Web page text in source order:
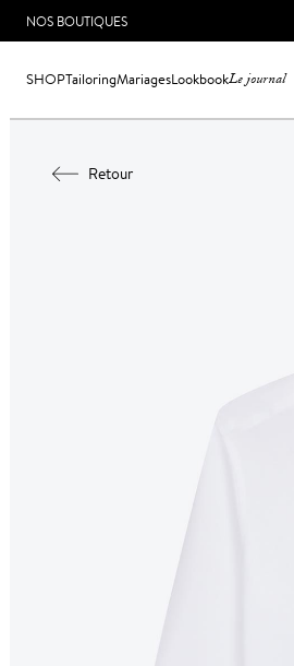
NOS BOUTIQUES
SHOPTailoringMariagesLookbookLe journal
Retour